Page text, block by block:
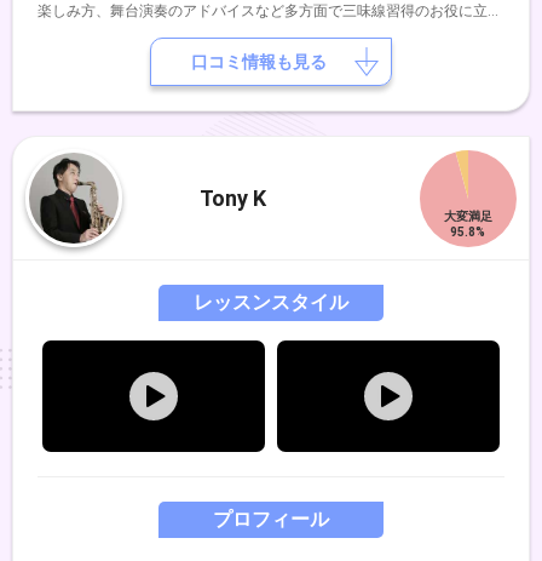
楽しみ方、舞台演奏のアドバイスなど多方面で三味線習得のお役に立ち
ます。【沖縄三線】EYS講師でもある玉元彰子師に師事。沖縄三線独自
の譜面を難しいと感じる方のために三線譜を導入。初めての方にわかり
やすくお伝えすることを心掛けています。民謡、ポップス、その他何で
も対応します。
口コミ情報も見る
Tony K
プロフィール
レッスンスタイル